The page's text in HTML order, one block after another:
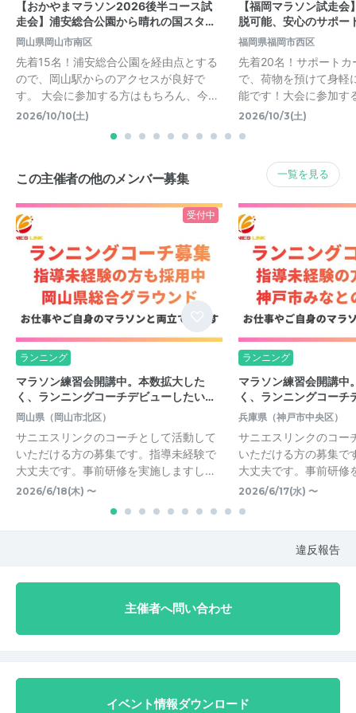
【おかやまマラソン2026後半コース試
走会】浦安総合公園から晴れの国スタ…
岡山県岡山市南区
先着15名！浦安総合公園を経由点とする
ので、岡山駅からのアクセスが良好で
す。 大会に参加する方はもちろん、今…
2026/10/10(土)
【福岡マラソン試走
脱可能、安心のサポー
福岡県福岡市西区
先着20名！サポートカ
で、荷物を預けて身軽
能です！大会に参加す
2026/10/3(土)
この主催者の他のメンバー募集 一覧を見る
受付中
ランニング
マラソン練習会開講中。本数拡大した
く、ランニングコーチデビューしたい…
岡山県（岡山市北区）
サニエスリンクのコーチとして活動して
いただける方の募集です。指導未経験で
大丈夫です。事前研修を実施しますし…
2026/6/18(木) 〜
ランニング
マラソン練習会開講中
く、ランニングコー
兵庫県（神戸市中央区）
サニエスリンクのコー
いただける方の募集で
大丈夫です。事前研修
2026/6/17(水) 〜
違反報告
主催者へ問い合わせ
イベント情報ダウンロード